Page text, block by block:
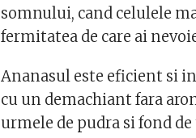
somnului, cand celulele
fermitatea de care ai
Ananasul este eficient si
cu un demachiant fara
urmele de pudra si fond